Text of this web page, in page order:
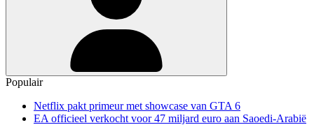
Populair
Netflix pakt primeur met showcase van GTA 6
EA officieel verkocht voor 47 miljard euro aan Saoedi-Arabië